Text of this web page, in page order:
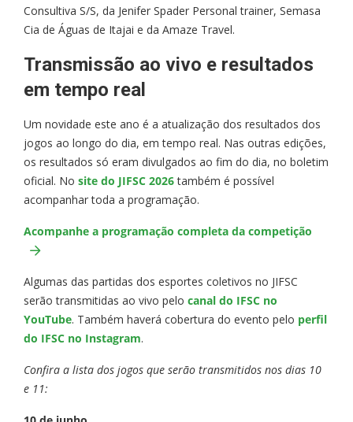
Consultiva S/S, da Jenifer Spader Personal trainer, Semasa
Cia de Águas de Itajai e da Amaze Travel.
Transmissão ao vivo e resultados
em tempo real
Um novidade este ano é a atualização dos resultados dos
jogos ao longo do dia, em tempo real. Nas outras edições,
os resultados só eram divulgados ao fim do dia, no boletim
oficial. No site do JIFSC 2026também é possível
acompanhar toda a programação.
Acompanhe a programação completa da competição
Algumas das partidas dos esportes coletivos no JIFSC
serão transmitidas ao vivo pelo canal do IFSC no
YouTube. Também haverá cobertura do evento pelo perfil
do IFSC no Instagram.
Confira a lista dos jogos que serão transmitidos nos dias 10
e 11: